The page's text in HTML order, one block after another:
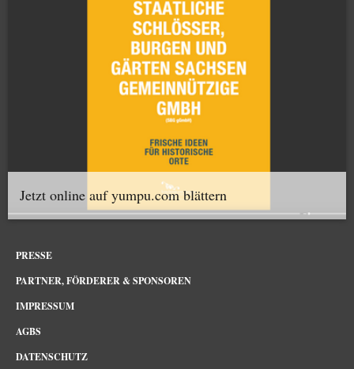
Jetzt online auf yumpu.com blättern
PRESSE
PARTNER, FÖRDERER & SPONSOREN
IMPRESSUM
AGBS
DATENSCHUTZ